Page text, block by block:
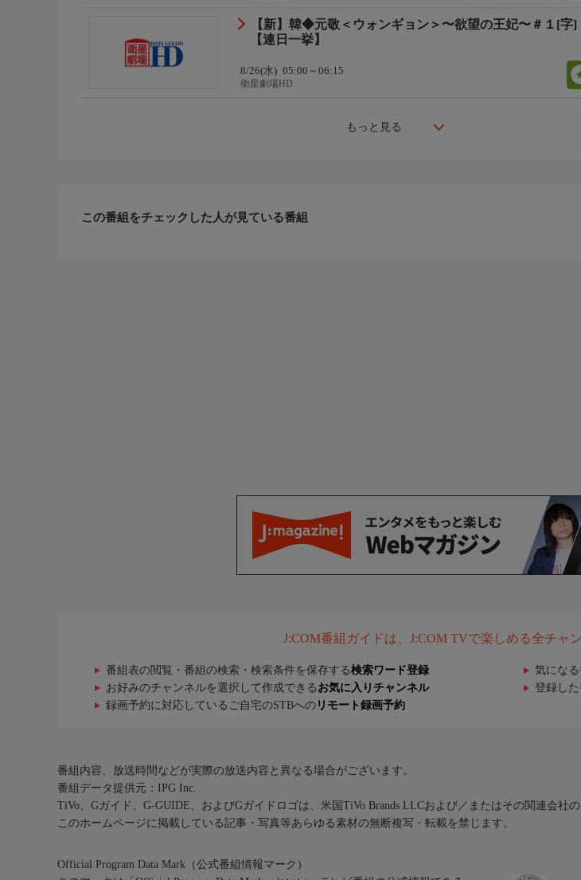
【新】韓◆元敬＜ウォンギョン＞〜欲望の王妃〜＃１[字]
【連日一挙】
8/26(水) 05:00～06:15
衛星劇場HD
もっと見る
この番組をチェックした人が見ている番組
J:COM番組ガイドは、J:COM TVで楽しめる全チャ
番組表の閲覧・番組の検索・検索条件を保存する検索ワード登録 気にな
お好みのチャンネルを選択して作成できる お気に入りチャンネル 登録し
録画予約に対応しているご自宅のSTBへの リモート録画予約
番組内容、放送時間などが実際の放送内容と異なる場合がございます。
番組データ提供元：IPG Inc.
TiVo、Gガイド、G-GUIDE、およびGガイドロゴは、米国TiVo Brands LLCおよび／またはその関連会社
このホームページに掲載している記事・写真等あらゆる素材の無断複写・転載を禁じます。
Official Program Data Mark（公式番組情報マーク）